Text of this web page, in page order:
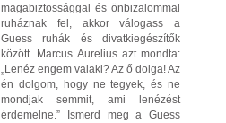
magabiztossággal és önbizalommal
ruháznak fel, akkor válogass a
Guess ruhák és divatkiegészítők
között. Marcus Aurelius azt mondta:
„Lenéz engem valaki? Az ő dolga! Az
én dolgom, hogy ne tegyek, és ne
mondjak semmit, ami lenézést
érdemelne.” Ismerd meg a Guess